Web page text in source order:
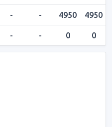
- - 4950 4950
- - 0 0